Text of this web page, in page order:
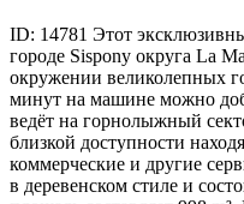
ID: 14781 Этот
городе Sispony округа La
окружении великолепных
минут на машине можно
ведёт на горнолыжный
близкой доступности
коммерческие и другие
в деревенском стиле и